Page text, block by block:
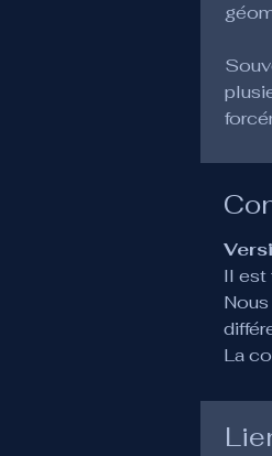
Il est
La